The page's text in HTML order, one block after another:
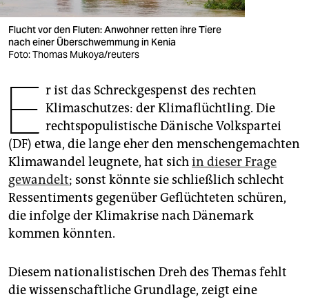
veranstaltungen
shop
fragen & hilfe
unterstützen
genossenschaft
epaper login
Flucht vor den Fluten: Anwohner retten ihre Tiere
nach einer Überschwemmung in Kenia
Foto: Thomas Mukoya/reuters
E r ist das Schreckgespenst des rechten
Klimaschutzes: der Klimaflüchtling. Die
rechtspopulistische Dänische Volkspartei
(DF) etwa, die lange eher den menschengemachten
Klimawandel leugnete, hat sichin dieser Frage
gewandelt; sonst könnte sie schließlich schlecht
Ressentiments gegenüber Geflüchteten schüren,
die infolge der Klimakrise nach Dänemark
kommen könnten.
Diesem nationalistischen Dreh des Themas fehlt
die wissenschaftliche Grundlage, zeigt eine